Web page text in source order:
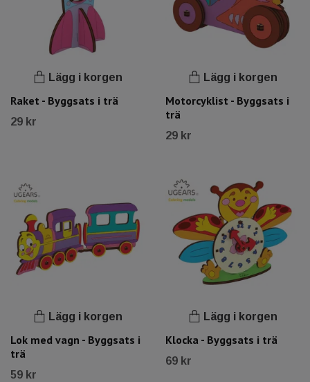
Lägg i korgen
Raket - Byggsats i trä
29 kr
Lägg i korgen
Motorcyklist - Byggsats i
trä
29 kr
Lägg i korgen
Lok med vagn - Byggsats i
trä
59 kr
Lägg i korgen
Klocka - Byggsats i trä
69 kr